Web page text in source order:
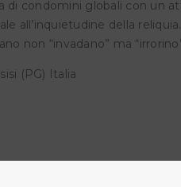
di condomini globali con un
all’inquietudine della reliquia.
non “invadano” ma
(PG) Italia